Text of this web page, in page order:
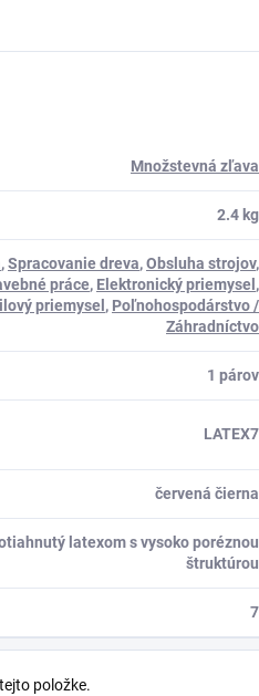
Množstevná zľava
2.4 kg
,Spracovanie dreva,Obsluha strojov,
práce, Elektronický priemysel ,
priemysel , Poľnohospodárstvo /
Záhradníctvo
1 párov
LATEX7
červená čierna
latexom s vysoko poréznou
štruktúrou
7
položke.